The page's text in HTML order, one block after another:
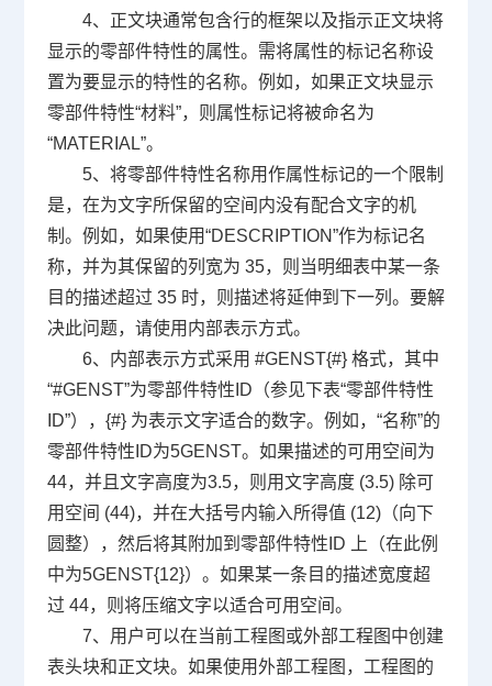
4、正文块通常包含行的框架以及指示正文块将
显示的零部件特性的属性。需将属性的标记名称设
置为要显示的特性的名称。例如，如果正文块显示
零部件特性“材料”，则属性标记将被命名为
“MATERIAL”。
5、将零部件特性名称用作属性标记的一个限制
是，在为文字所保留的空间内没有配合文字的机
制。例如，如果使用“DESCRIPTION”作为标记名
称，并为其保留的列宽为 35，则当明细表中某一条
目的描述超过 35 时，则描述将延伸到下一列。要解
决此问题，请使用内部表示方式。
6、内部表示方式采用 #GENST{#} 格式，其中
“#GENST”为零部件特性 ID （参见下表“零部件特性
ID”）， {#} 为表示文字适合的数字。例如，“名称”的
零部件特性 ID为5GENST。如果描述的可用空间为
44，并且文字高度为3.5，则用文字高度(3.5) 除可
用空间 (44)，并在大括号内输入所得值 (12)（向下
圆整），然后将其附加到零部件特性 ID
上（在此例
中为5GENST{12}）。如果某一条目的描述宽度超
过 44，则将压缩文字以适合可用空间。
7、用户可以在当前工程图或外部工程图中创建
表头块和正文块。如果使用外部工程图，工程图的